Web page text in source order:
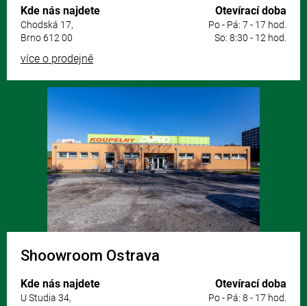
Kde nás najdete
Chodská 17,
Brno 612 00
Otevírací doba
Po - Pá: 7 - 17 hod.
So: 8:30 - 12 hod.
více o prodejně
Shoowroom Ostrava
Kde nás najdete
U Studia 34,
Otevírací doba
Po - Pá: 8 - 17 hod.